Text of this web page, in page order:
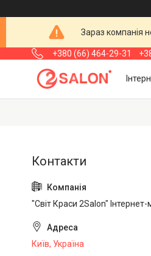
Зараз компанія
+380 (66) 464-29-31
"Світ Краси 2Salon" Інтернет-
Київ, Україна